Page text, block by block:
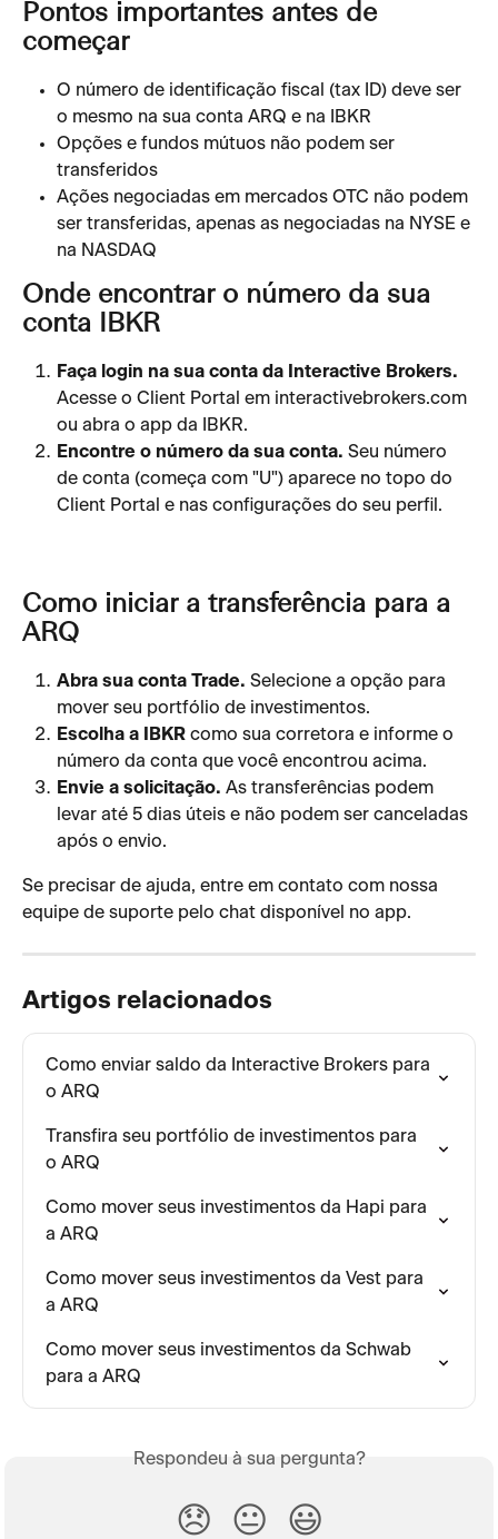
Pontos importantes antes de
começar
O número de identificação fiscal (tax ID) deve ser
o mesmo na sua conta ARQ e na IBKR
Opções e fundos mútuos não podem ser
transferidos
Ações negociadas em mercados OTC não podem
ser transferidas, apenas as negociadas na NYSE e
na NASDAQ
Onde encontrar o número da sua
conta IBKR
Faça login na sua conta da Interactive Brokers.
Acesse o Client Portal em interactivebrokers.com
ou abra o app da IBKR.
Encontre o número da sua conta. Seu número
de conta (começa com "U") aparece no topo do
Client Portal e nas configurações do seu perfil.
Como iniciar a transferência para a
ARQ
Abra sua conta Trade. Selecione a opção para
mover seu portfólio de investimentos.
Escolha a IBKR como sua corretora e informe o
número da conta que você encontrou acima.
Envie a solicitação. As transferências podem
levar até 5 dias úteis e não podem ser canceladas
após o envio.
Se precisar de ajuda, entre em contato com nossa
equipe de suporte pelo chat disponível no app.
Artigos relacionados
Como enviar saldo da Interactive Brokers para
o ARQ
Transfira seu portfólio de investimentos para
o ARQ
Como mover seus investimentos da Hapi para
a ARQ
Como mover seus investimentos da Vest para
a ARQ
Como mover seus investimentos da Schwab
para a ARQ
Respondeu à sua pergunta?
😞 😐 😃